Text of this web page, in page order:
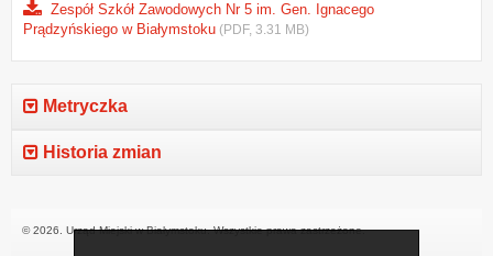
Zespół Szkół Zawodowych Nr 5 im. Gen. Ignacego
Prądzyńskiego w Białymstoku (PDF, 3.31 MB)
Metryczka
Historia zmian
© 2026. Urząd Miejski w Białymstoku. Wszystkie prawa zastrzeżone.